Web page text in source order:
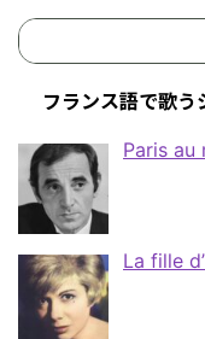
フランス語で歌う
Paris au
La fille